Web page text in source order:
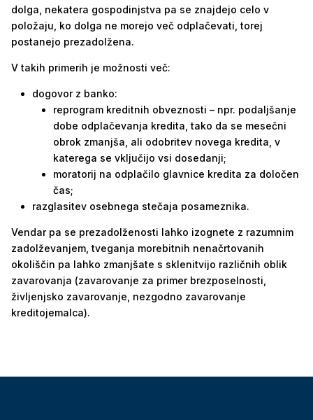
dolga, nekatera gospodinjstva pa se znajdejo celo v
položaju, ko dolga ne morejo več odplačevati, torej
postanejo prezadolžena.
V takih primerih je možnosti več:
dogovor z banko:
reprogram kreditnih obveznosti – npr. podaljšanje
dobe odplačevanja kredita, tako da se mesečni
obrok zmanjša, ali odobritev novega kredita, v
katerega se vključijo vsi dosedanji;
moratorij na odplačilo glavnice kredita za določen
čas;
razglasitev osebnega stečaja posameznika.
Vendar pa se prezadolženosti lahko izognete z razumnim
zadolževanjem, tveganja morebitnih nenačrtovanih
okoliščin pa lahko zmanjšate s sklenitvijo različnih oblik
zavarovanja (zavarovanje za primer brezposelnosti,
življenjsko zavarovanje, nezgodno zavarovanje
kreditojemalca).